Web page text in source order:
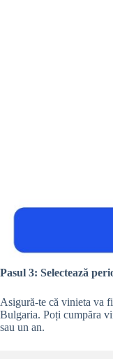
Pasul 3: Selectează
Asigură-te că vinieta va
Bulgaria. Poți cumpăra
sau un an.